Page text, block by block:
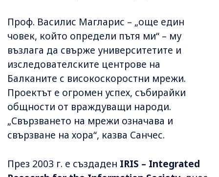
Проф. Василис Магларис – „още един
човек, който определи пътя ми“ – му
възлага да свърже университетите и
изследователските центрове на
Балканите с високоскоростни мрежи.
Проектът е огромен успех, събирайки
общности от враждуващи народи.
„Свързването на мрежи означава и
свързване на хора“, казва Санчес.
През 2003 г. е създаден IRIS – Integrated